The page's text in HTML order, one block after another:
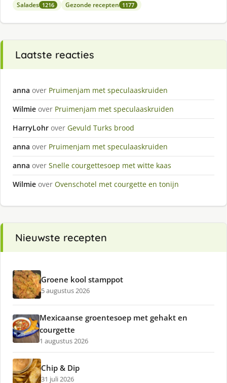
Salades 1216 Gezonde recepten 1177
Laatste reacties
anna over Pruimenjam met speculaaskruiden
Wilmie over Pruimenjam met speculaaskruiden
HarryLohr over Gevuld Turks brood
anna over Pruimenjam met speculaaskruiden
anna over Snelle courgettesoep met witte kaas
Wilmie over Ovenschotel met courgette en tonijn
Nieuwste recepten
Groene kool stamppot
5 augustus 2026
Mexicaanse groentesoep met gehakt en
courgette
1 augustus 2026
Chip & Dip
31 juli 2026